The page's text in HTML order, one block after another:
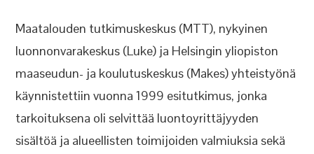
Maatalouden tutkimuskeskus (MTT), nykyinen
luonnonvarakeskus (Luke) ja Helsingin yliopiston
maaseudun- ja koulutuskeskus (Makes) yhteistyönä
käynnistettiin vuonna 1999 esitutkimus, jonka
tarkoituksena oli selvittää luontoyrittäjyyden
sisältöä ja alueellisten toimijoiden valmiuksia sekä